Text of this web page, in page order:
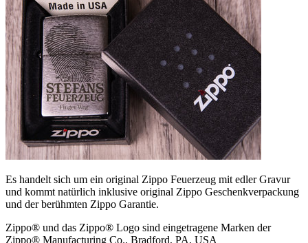
Es handelt sich um ein original Zippo Feuerzeug mit edler Gravur
und kommt natürlich inklusive original Zippo Geschenkverpackung
und der berühmten Zippo Garantie.
Zippo® und das Zippo® Logo sind eingetragene Marken der
Zippo® Manufacturing Co., Bradford, PA, USA